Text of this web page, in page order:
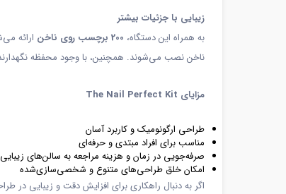
زیبایی با جزئیات بیشتر
به همراه این دستگاه، 200 برچسب روی ناخن
ارائه
ناخن نصب می‌شوند. همچنین، با وجود محفظه
مزایای The Nail Perfect Kit
طراحی ارگونومیک و کاربرد آسان
مناسب برای افراد مبتدی و حرفه‌ای
صرفه‌جویی در زمان و هزینه مراجعه به سالن‌های زیبایی
امکان خلق طراحی‌های متنوع و شخصی‌سازی‌شده
اگر به دنبال راهکاری برای افزایش دقت و زیبایی در